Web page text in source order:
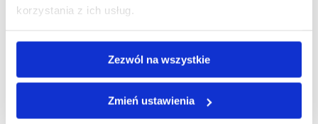
korzystania z ich usług.
Zezwól na wszystkie
Zmień ustawienia
Ostatnie wpisy